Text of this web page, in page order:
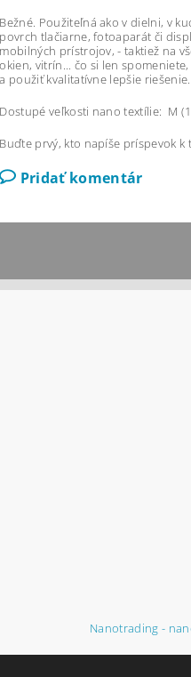
Bežné. Použiteľná ako v dielni, v
povrch tlačiarne, fotoaparát či
mobilných prístrojov, - taktiež na
okien, vitrín... čo si len
a použiť kvalitatívne lepšie riešenie.
Dostupé veľkosti nano textílie: M
Buďte prvý, kto napíše príspevok k
Pridať komentár
Nanotrading -